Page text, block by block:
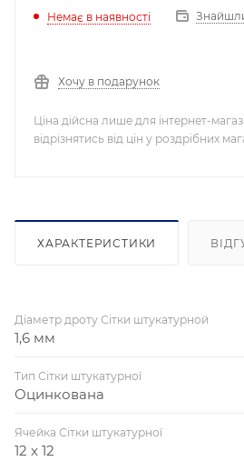
Немає в наявності
Хочу в подарунок
Ціна дійсна лише для інтернет-
відрізнятись від цін у роздрібних
ХАРАКТЕРИСТИКИ
Діаметр дроту Сітки штукатурной
1,6 мм
Тип Сітки штукатурної
Оцинкована
Ячейка Сітки штукатурної
12 x 12